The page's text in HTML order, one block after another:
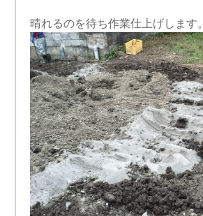
晴れるのを待ち作業仕上げします。